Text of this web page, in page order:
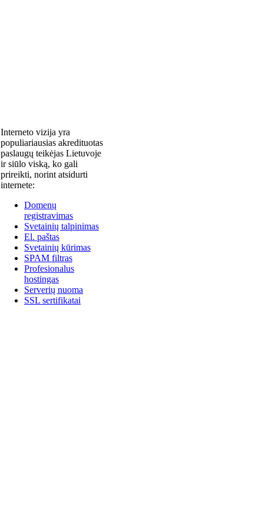
Interneto vizija yra
populiariausias akredituotas
paslaugų teikėjas Lietuvoje
ir siūlo viską, ko gali
prireikti, norint atsidurti
internete:
Domenų
registravimas
Svetainių talpinimas
El. paštas
Svetainių kūrimas
SPAM filtras
Profesionalus
hostingas
Serverių nuoma
SSL sertifikatai